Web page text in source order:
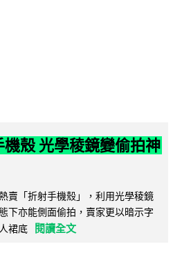
殼 光學稜鏡變偷拍神
賣「折射手機殼」，利用光學稜鏡
下亦能側面偷拍，賣家更以暗示字
裙底 閱讀全文